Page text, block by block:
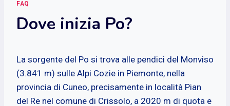
FAQ
Dove inizia Po?
La sorgente del Po si trova alle pendici del Monviso
(3.841 m) sulle Alpi Cozie in Piemonte, nella
provincia di Cuneo, precisamente in località Pian
del Re nel comune di Crissolo, a 2020 m di quota e